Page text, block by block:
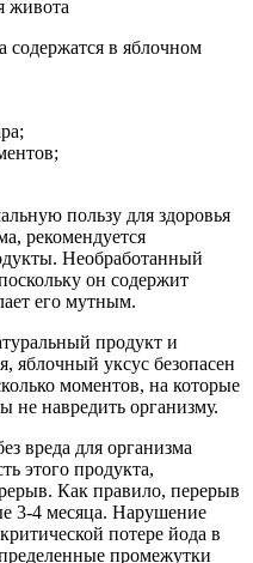
содержатся в яблочном
пользу для здоровья
рекомендуется
Необработанный
он содержит
его мутным.
продукт и
яблочный уксус безопасен
моментов, на которые
не навредить организму.
вреда для организма
этого продукта,
Как правило, перерыв
3-4 месяца. Нарушение
потере йода в
промежутки